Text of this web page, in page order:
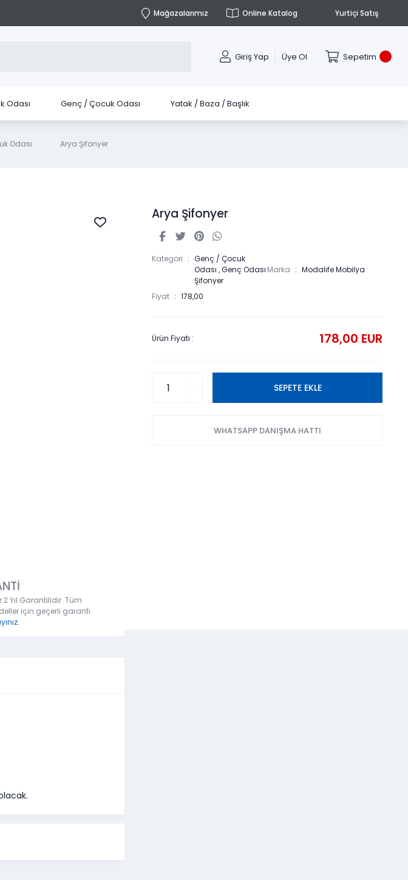
Mağazalarımız Online Katalog Yurtiçi Satış
Giriş Yap Üye Ol Sepetim
Odası Genç / Çocuk Odası Yatak / Baza / Başlık
Odası Arya Şifonyer
Yıl Garantilidir. Tüm
için geçerli garanti
Arya Şifonyer
Kategori
Genç / Çocuk
Odası ,Genç Odası
Şifonyer
Marka Modalife Mobilya
Fiyat 178,00
Ürün Fiyatı : 178,00 EUR
SEPETE EKLE
WHATSAPP DANIŞMA HATTI